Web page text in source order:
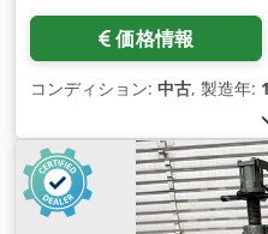
価格情報
コンディション: 中古, 製造年: